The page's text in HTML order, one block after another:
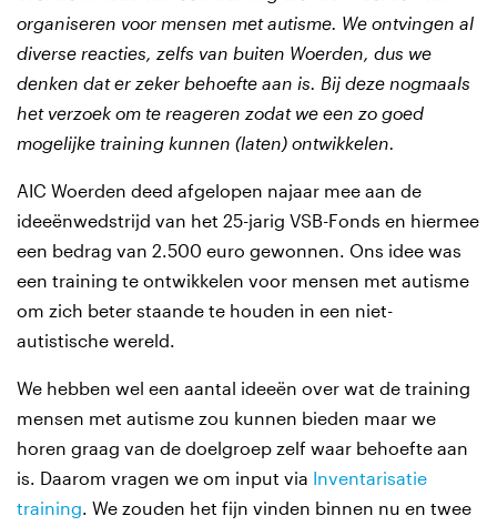
organiseren voor mensen met autisme. We ontvingen al
diverse reacties, zelfs van buiten Woerden, dus we
denken dat er zeker behoefte aan is. Bij deze nogmaals
het verzoek om te reageren zodat we een zo goed
mogelijke training kunnen (laten) ontwikkelen.
AIC Woerden deed afgelopen najaar mee aan de
ideeënwedstrijd van het 25-jarig VSB-Fonds en hiermee
een bedrag van 2.500 euro gewonnen. Ons idee was
een training te ontwikkelen voor mensen met autisme
om zich beter staande te houden in een niet-
autistische wereld.
We hebben wel een aantal ideeën over wat de training
mensen met autisme zou kunnen bieden maar we
horen graag van de doelgroep zelf waar behoefte aan
is. Daarom vragen we om input via Inventarisatie
training. We zouden het fijn vinden binnen nu en twee